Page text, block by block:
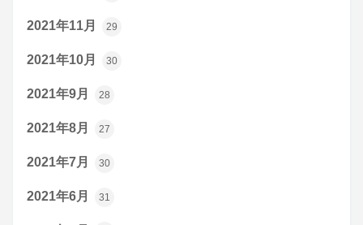
2021年11月 29
2021年10月 30
2021年9月 28
2021年8月 27
2021年7月 30
2021年6月 31